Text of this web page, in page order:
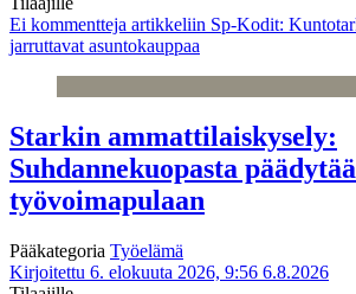
Ei kommentteja artikkeliin Sp-Kodit:
jarruttavat asuntokauppaa
Starkin ammattilaiskysely:
Suhdannekuopasta
työvoimapulaan
Pääkategoria Työelämä
Kirjoitettu 6. elokuuta 2026, 9:56 6.8.2026